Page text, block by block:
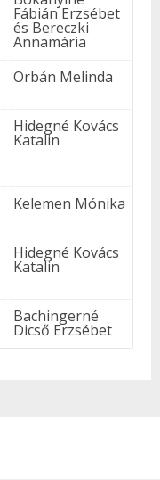
Fábián Erzsébet
és Bereczki
Annamária
Orbán Melinda
Hidegné Kovács
Katalin
Kelemen Mónika
Hidegné Kovács
Katalin
Bachingerné
Dicső Erzsébet